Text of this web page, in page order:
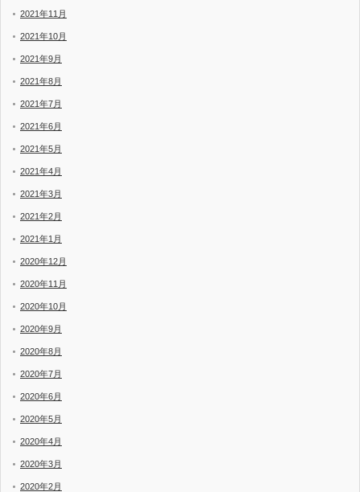
2021年11月
2021年10月
2021年9月
2021年8月
2021年7月
2021年6月
2021年5月
2021年4月
2021年3月
2021年2月
2021年1月
2020年12月
2020年11月
2020年10月
2020年9月
2020年8月
2020年7月
2020年6月
2020年5月
2020年4月
2020年3月
2020年2月